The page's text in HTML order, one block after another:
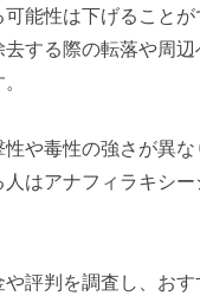
能性は下げること
する際の転落や周
や毒性の強さが異
はアナフィラキシ
評判を調査し、お